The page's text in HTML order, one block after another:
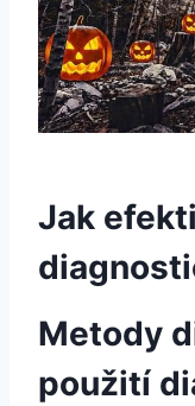
Jak
Metody
použití